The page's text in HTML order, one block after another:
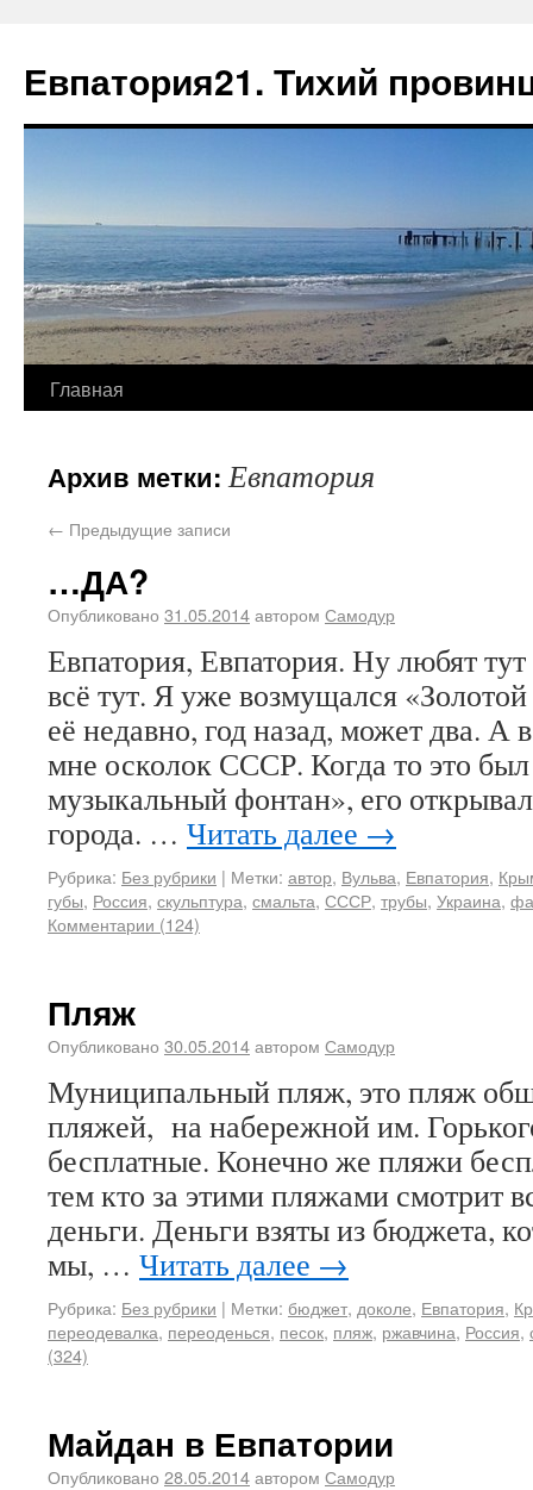
Евпатория21. Тихий
Главная
Архив метки:Евпатория
← Предыдущие записи
…ДА?
Опубликовано 31.05.2014автором Самодур
Евпатория, Евпатория. Ну любят
всё тут. Я уже возмущался
её недавно, год назад, может два. А
мне осколок СССР. Когда то это
музыкальный фонтан», его
города. … Читать далее →
Рубрика: Без рубрики | Метки: автор, Вульва, Евпатория,
губы, Россия, скульптура, смальта, СССР, трубы, Украина,
Комментарии (124)
Пляж
Опубликовано 30.05.2014автором Самодур
Муниципальный пляж, это пляж
пляжей, на набережной им.
бесплатные. Конечно же пляжи
тем кто за этими пляжами смотрит
деньги. Деньги взяты из бюджета,
мы, … Читать далее →
Рубрика: Без рубрики | Метки: бюджет, доколе, Евпатория,
переодевалка, переоденься, песок, пляж, ржавчина, Россия,
(324)
Майдан в Евпатории
Опубликовано 28.05.2014автором Самодур